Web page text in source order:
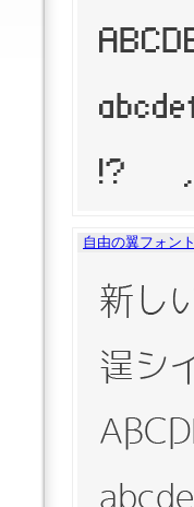
自由の翼フォント